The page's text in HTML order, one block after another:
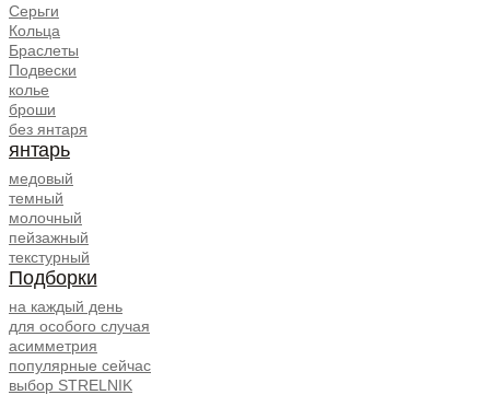
Серьги
Кольца
Браслеты
Подвески
колье
броши
без янтаря
янтарь
медовый
темный
молочный
пейзажный
текстурный
Подборки
на каждый день
для особого случая
асимметрия
популярные сейчас
выбор STRELNIK